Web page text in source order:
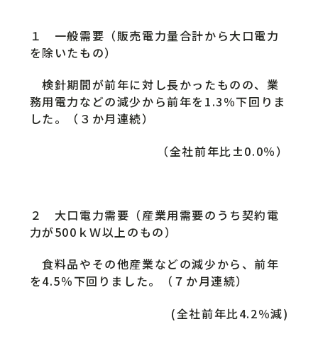
１ 一般需要（販売電力量合計から大口電力
を除いたもの）
検針期間が前年に対し長かったものの、業
務用電力などの減少から前年を1.3％下回りま
した。（３か月連続）
（全社前年比±0.0％）
２ 大口電力需要（産業用需要のうち契約電
力が500ｋＷ以上のもの）
食料品やその他産業などの減少から、前年
を4.5％下回りました。（７か月連続）
(全社前年比4.2％減)